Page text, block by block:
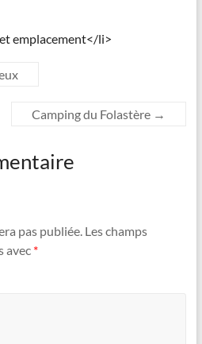
emplacement</li>
Camping du Folastère →
pas publiée. Les champs
avec *